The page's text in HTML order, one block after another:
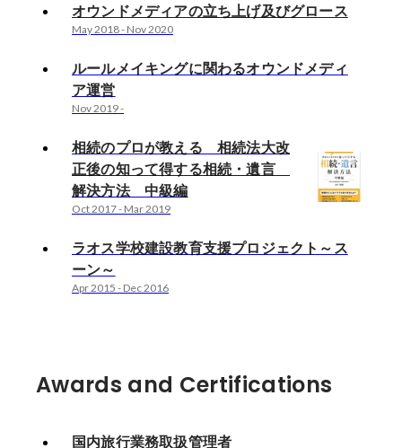
オウンドメディアの立ち上げ及びグロース
May 2018- Nov 2020
ルールメイキングに関わるオウンドメディ
ア運営
Nov 2019-
相続のプロが教える 相続法大改
正後の知って得する相続・遺言
解決方法 中級編
Oct 2017- Mar 2019
ラオス学校建設教育支援プロジェクト～ス
ーン～
Apr 2015 - Dec 2016
Awards and Certifications
国内旅行業務取扱管理者